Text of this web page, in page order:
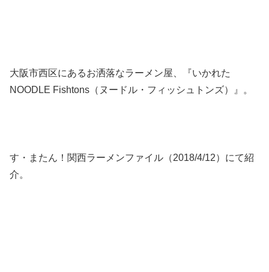
大阪市西区にあるお洒落なラーメン屋、『いかれた
NOODLE Fishtons（ヌードル・フィッシュトンズ）』。
す・またん！関西ラーメンファイル（2018/4/12）にて紹
介。